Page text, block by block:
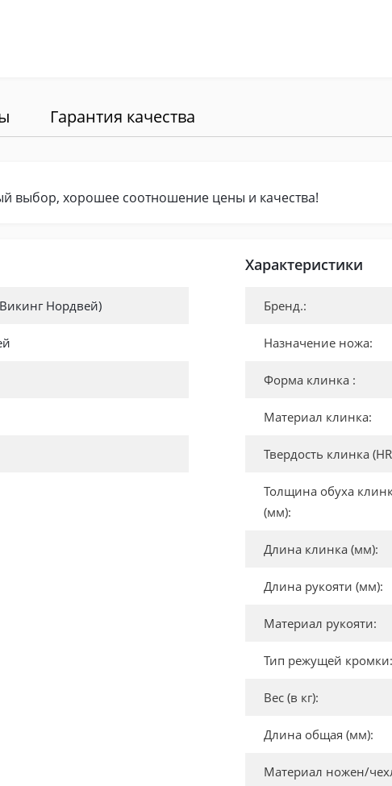
Гарантия качества
выбор, хорошее соотношение цены и качества!
Нордвей)
Характеристики
Бренд.:
Назначение ножа:
Форма клинка :
Материал клинка:
Твердость клинка
Толщина обуха
(мм):
Длина клинка (мм):
Длина рукояти (мм):
Материал рукояти:
Тип режущей кромки:
Вес (в кг):
Длина общая (мм):
Материал ножен/